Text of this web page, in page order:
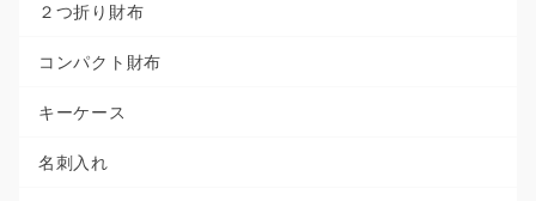
２つ折り財布
コンパクト財布
キーケース
名刺入れ